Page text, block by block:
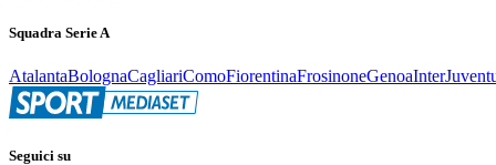
Squadra Serie A
AtalantaBolognaCagliariComoFiorentinaFrosinoneGenoaInter
Seguici su